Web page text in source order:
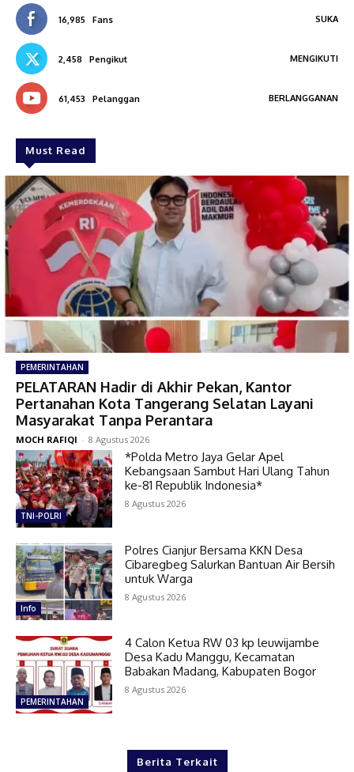
16,985 Fans SUKA
2,458 Pengikut MENGIKUTI
61,453 Pelanggan BERLANGGANAN
Must Read
PEMERINTAHAN
PELATARAN Hadir di Akhir Pekan, Kantor
Pertanahan Kota Tangerang Selatan Layani
Masyarakat Tanpa Perantara
MOCH RAFIQI - 8 Agustus 2026
TNI-POLRI
*Polda Metro Jaya Gelar Apel
Kebangsaan Sambut Hari Ulang Tahun
ke-81 Republik Indonesia*
8 Agustus 2026
Info
Polres Cianjur Bersama KKN Desa
Cibaregbeg Salurkan Bantuan Air Bersih
untuk Warga
8 Agustus 2026
PEMERINTAHAN
4 Calon Ketua RW 03 kp leuwijambe
Desa Kadu Manggu, Kecamatan
Babakan Madang, Kabupaten Bogor
8 Agustus 2026
Berita Terkait